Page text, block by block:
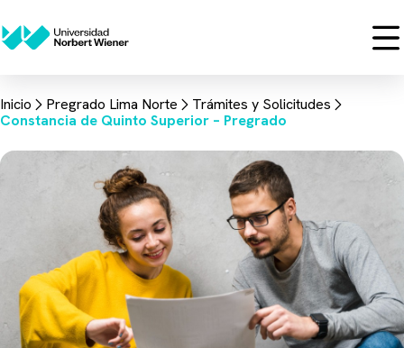
Inicio Pregrado Lima Norte
Trámites y Solicitudes
Constancia de Quinto Superior – Pregrado